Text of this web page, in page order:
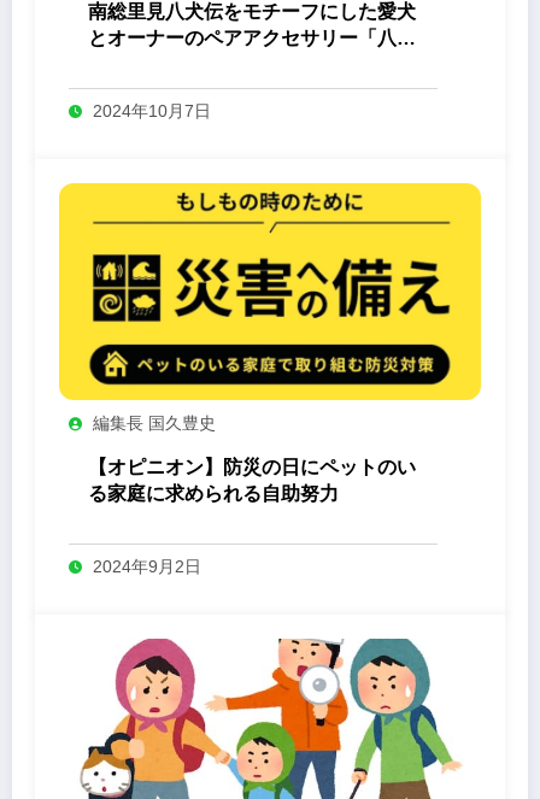
南総里見八犬伝をモチーフにした愛犬
とオーナーのペアアクセサリー「八心
2024年10月7日
編集長 国久豊史
【オピニオン】防災の日にペットのい
る家庭に求められる自助努力
2024年9月2日